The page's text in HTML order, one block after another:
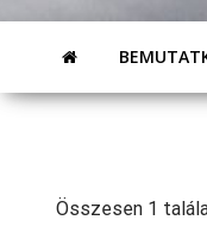
Összesen 1